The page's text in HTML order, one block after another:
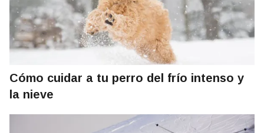
Cómo cuidar a tu perro del frío intenso y
la nieve